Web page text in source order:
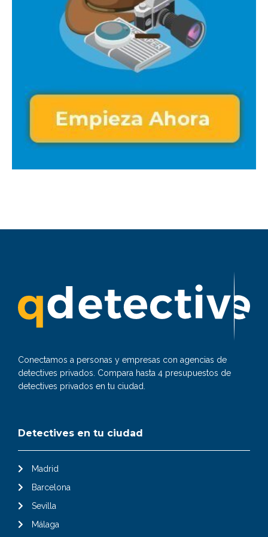
Conectamos a personas y empresas con agencias de
detectives privados. Compara hasta 4 presupuestos de
detectives privados en tu ciudad.
Detectives en tu ciudad
Madrid
Barcelona
Sevilla
Málaga